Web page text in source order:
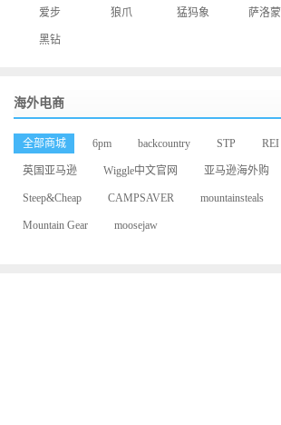
爱步 狼爪 猛犸象 萨洛蒙
黑钻
海外电商
全部商城 6pm backcountry STP REI
英国亚马逊 Wiggle中文官网 亚马逊海外购
Steep&Cheap CAMPSAVER mountainsteals
Mountain Gear moosejaw